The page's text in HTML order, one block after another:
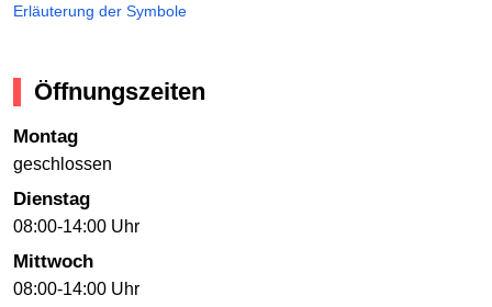
Erläuterung der Symbole
Öffnungszeiten
Montag
geschlossen
Dienstag
08:00-14:00 Uhr
Mittwoch
08:00-14:00 Uhr